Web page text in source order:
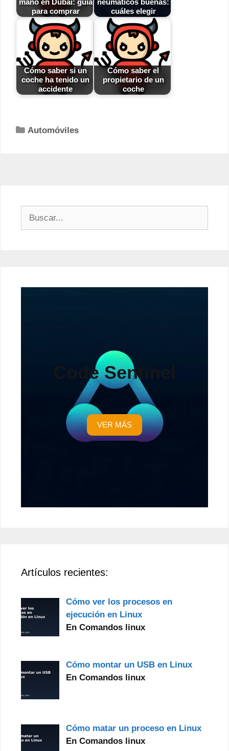
mano en Dubái: guía
para comprar
neumáticos buenas:
cuáles elegir
Cómo saber si un
coche ha tenido un
accidente
Cómo saber el
propietario de un
coche
Categorías
Automóviles
Code Sentinel
VER MÁS
Artículos recientes:
Cómo ver los procesos en
ejecución en Linux
En Comandos linux
Cómo montar un USB en Linux
En Comandos linux
Cómo matar un proceso en Linux
En Comandos linux